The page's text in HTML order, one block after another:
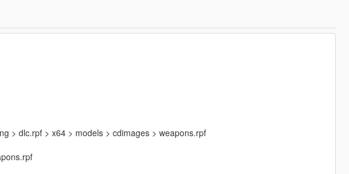
> dlc.rpf > x64 > models > cdimages > weapons.rpf